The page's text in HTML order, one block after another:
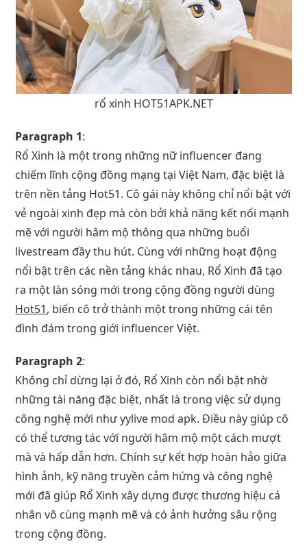
rổ xinh HOT51APK.NET
Paragraph 1:
Rổ Xinh là một trong những nữ influencer đang
chiếm lĩnh cộng đồng mạng tại Việt Nam, đặc biệt là
trên nền tảng Hot51. Cô gái này không chỉ nổi bật với
vẻ ngoài xinh đẹp mà còn bởi khả năng kết nối mạnh
mẽ với người hâm mộ thông qua những buổi
livestream đầy thu hút. Cùng với những hoạt động
nổi bật trên các nền tảng khác nhau, Rổ Xinh đã tạo
ra một làn sóng mới trong cộng đồng người dùng
Hot51, biến cô trở thành một trong những cái tên
đình đám trong giới influencer Việt.
Paragraph 2:
Không chỉ dừng lại ở đó, Rổ Xinh còn nổi bật nhờ
những tài năng đặc biệt, nhất là trong việc sử dụng
công nghệ mới như yylive mod apk. Điều này giúp cô
có thể tương tác với người hâm mộ một cách mượt
mà và hấp dẫn hơn. Chính sự kết hợp hoàn hảo giữa
hình ảnh, kỹ năng truyền cảm hứng và công nghệ
mới đã giúp Rổ Xinh xây dựng được thương hiệu cá
nhân vô cùng mạnh mẽ và có ảnh hưởng sâu rộng
trong cộng đồng.